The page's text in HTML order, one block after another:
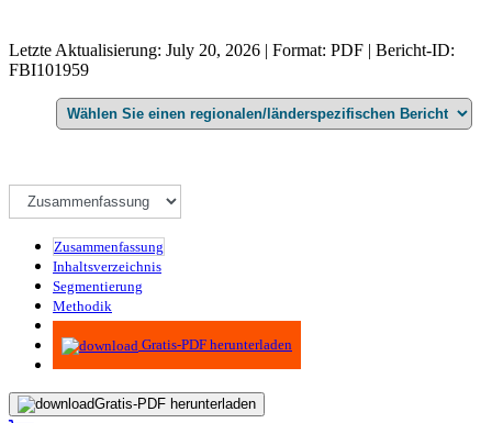
Letzte Aktualisierung: July 20, 2026 | Format: PDF | Bericht-ID:
FBI101959
Zusammenfassung
Inhaltsverzeichnis
Segmentierung
Methodik
Infografiken
Gratis-PDF herunterladen
Gratis-PDF herunterladen